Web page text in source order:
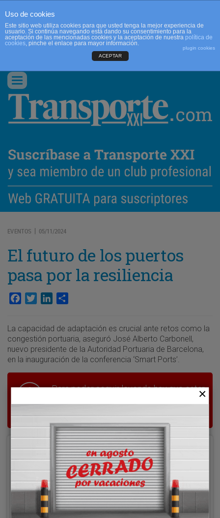
CONTACTO
Conmutar
navegación
EVENTOS | 05/11/2024
El futuro de los puertos
pasa por la resiliencia
Facebook
TwitterLinkedIn
La capacidad de adaptación es crucial ante retos como la
congestión portuaria, aseguró José Alberto Carbonell,
nuevo presidente de la Autoridad Portuaria de Barcelona,
en la inauguración de la conferencia ‘Smart Ports’.
Para poder seguir leyendo hay que estar
Nombre de usuario
Clave
Uso de cookies
Este sitio web utiliza cookies para que usted tenga la mejor experiencia de
usuario. Si continúa navegando está dando su consentimiento para la
aceptación de las mencionadas cookies y la aceptación de nuestra política de
cookies, pinche el enlace para mayor información.
plugin cookies
ACEPTAR